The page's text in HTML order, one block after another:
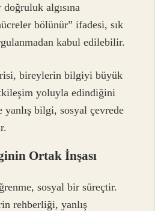
algısına
bölünür” ifadesi, sık
kabul edilebilir.
bireylerin bilgiyi büyük
yoluyla edindiğini
yanlış bilgi, sosyal çevrede
Ortak İnşası
sosyal bir süreçtir.
rehberliği, yanlış